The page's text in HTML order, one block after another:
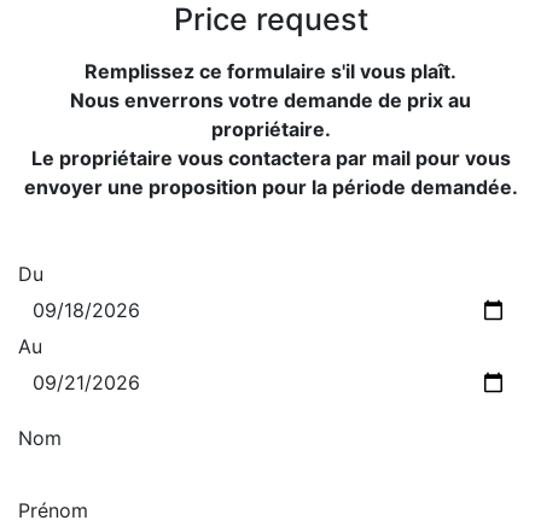
Price request
Remplissez ce formulaire s'il vous plaît.
Nous enverrons votre demande de prix au
propriétaire.
Le propriétaire vous contactera par mail pour vous
envoyer une proposition pour la période demandée.
Du
Au
Nom
Prénom